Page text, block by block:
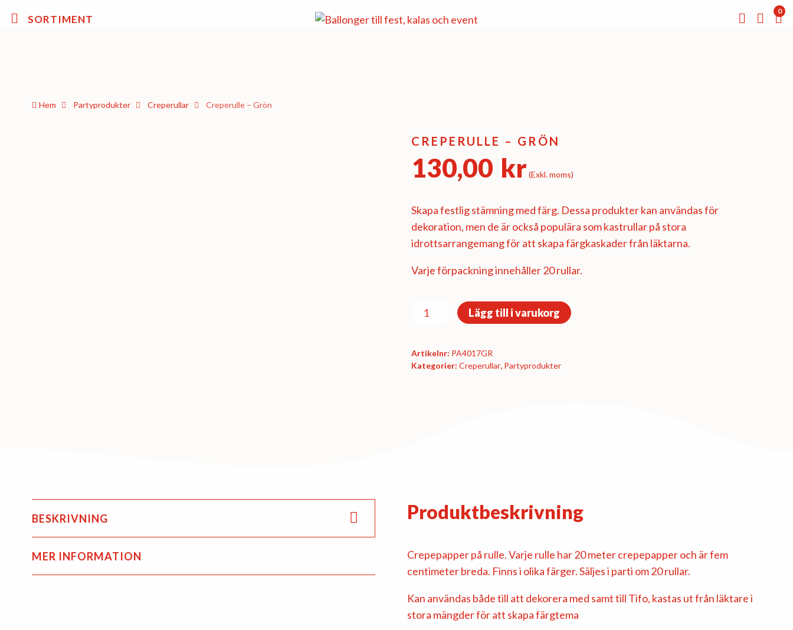
SORTIMENT
0
Hem Party­­produkter Creperullar Creperulle – Grön
CREPERULLE – GRÖN
130,00 kr(Exkl. moms)
Skapa festlig stämning med färg. Dessa produkter kan användas för
dekoration, men de är också populära som kastrullar på stora
idrottsarrangemang för att skapa färgkaskader från läktarna.
Varje förpackning innehåller 20 rullar.
Creperulle
mängd
Lägg till i varukorg
Artikelnr: PA4017GR
Kategorier: Creperullar, Party­­produkter
BESKRIVNING
MER INFORMATION
Produktbeskrivning
Crepepapper på rulle. Varje rulle har 20 meter crepepapper och är fem
centimeter breda. Finns i olika färger. Säljes i parti om 20 rullar.
Kan användas både till att dekorera med samt till Tifo, kastas ut från läktare i
stora mängder för att skapa färgtema